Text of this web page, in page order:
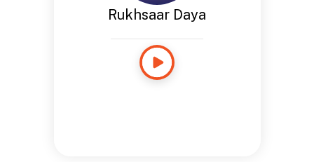
Rukhsaar Daya